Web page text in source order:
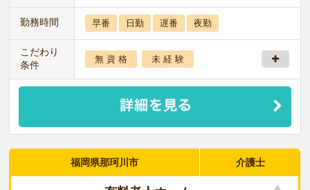
勤務時間 早番 日勤 遅番 夜勤
こだわり
条件
無 資 格 未 経 験
福岡県那珂川市 介護士